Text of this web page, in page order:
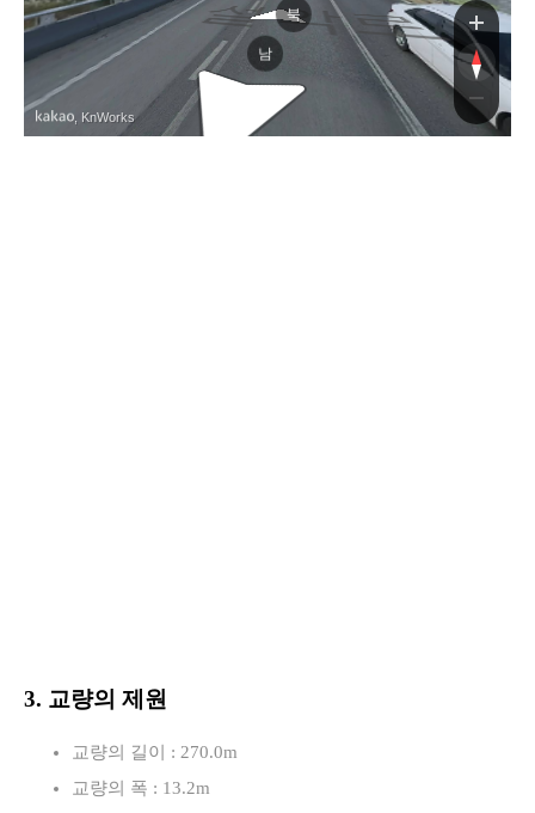
설악로
북
남
, KnWorks
3. 교량의 제원
교량의 길이 : 270.0m
교량의 폭 : 13.2m